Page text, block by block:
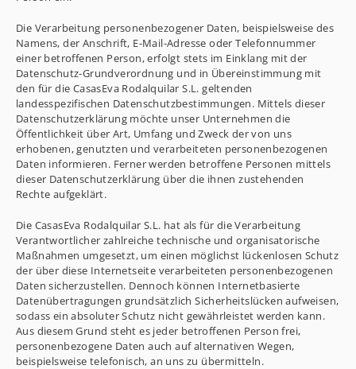
Die Verarbeitung personenbezogener Daten, beispielsweise des
Namens, der Anschrift, E-Mail-Adresse oder Telefonnummer
einer betroffenen Person, erfolgt stets im Einklang mit der
Datenschutz-Grundverordnung und in Übereinstimmung mit
den für die CasasEva Rodalquilar S.L. geltenden
landesspezifischen Datenschutzbestimmungen. Mittels dieser
Datenschutzerklärung möchte unser Unternehmen die
Öffentlichkeit über Art, Umfang und Zweck der von uns
erhobenen, genutzten und verarbeiteten personenbezogenen
Daten informieren. Ferner werden betroffene Personen mittels
dieser Datenschutzerklärung über die ihnen zustehenden
Rechte aufgeklärt.
Die CasasEva Rodalquilar S.L. hat als für die Verarbeitung
Verantwortlicher zahlreiche technische und organisatorische
Maßnahmen umgesetzt, um einen möglichst lückenlosen Schutz
der über diese Internetseite verarbeiteten personenbezogenen
Daten sicherzustellen. Dennoch können Internetbasierte
Datenübertragungen grundsätzlich Sicherheitslücken aufweisen,
sodass ein absoluter Schutz nicht gewährleistet werden kann.
Aus diesem Grund steht es jeder betroffenen Person frei,
personenbezogene Daten auch auf alternativen Wegen,
beispielsweise telefonisch, an uns zu übermitteln.